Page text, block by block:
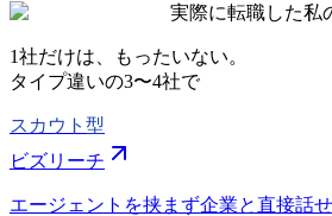
実際に転職した私
1社だけは、もったいない。
タイプ違いの3〜4社で
スカウト型
ビズリーチ
エージェントを挟まず企業と直接話